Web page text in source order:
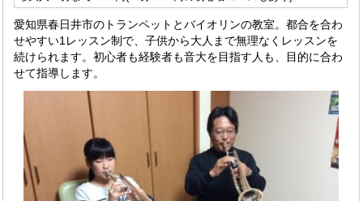
愛知県春日井市のトランペットとバイオリンの教室。都合を合わ
せやすい1レッスン制で、子供から大人まで無理なくレッスンを
続けられます。初心者も経験者も音大を目指す人も、目的に合わ
せて指導します。